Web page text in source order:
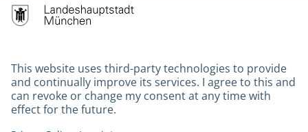
Hotels
Contact
Barrierefreiheit
Leichte Sprache